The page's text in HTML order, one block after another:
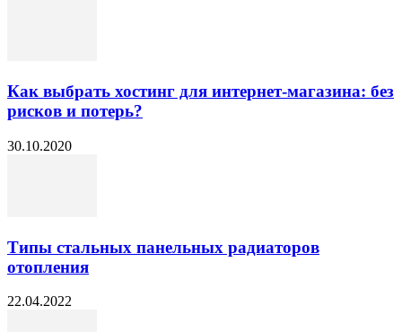
Как выбрать хостинг для интернет-магазина: без
рисков и потерь?
30.10.2020
Типы стальных панельных радиаторов
отопления
22.04.2022